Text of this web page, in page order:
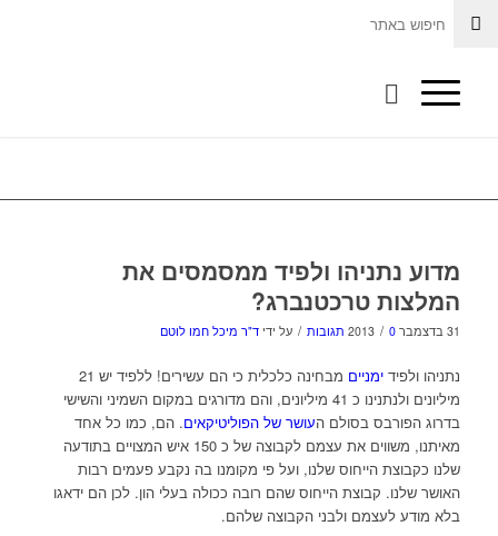
מדוע נתניהו ולפיד ממסמסים את
המלצות טרכטנברג?
31 בדצמבר 2013 / 0 תגובות / על ידי ד"ר מיכל חמו לוטם
נתניהו ולפיד ימניים
מבחינה כלכלית כי הם עשירים! ללפיד יש 21
מיליונים ולנתנינו כ 41 מיליונים, והם מדורגים במקום השמיני והשישי
בדרוג הפורבס בסולם העושר של הפוליטיקאים. הם, כמו כל אחד
מאיתנו, משווים את עצמם לקבוצה של כ 150 איש המצויים בתודעה
שלנו כקבוצת הייחוס שלנו, ועל פי מקומנו בה נקבע פעמים רבות
האושר שלנו. קבוצת הייחוס שהם רובה ככולה בעלי הון. לכן הם ידאגו
בלא מודע לעצמם ולבני הקבוצה שלהם.